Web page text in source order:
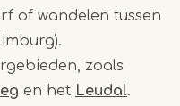
of wandelen tussen
zoals
en het Leudal.